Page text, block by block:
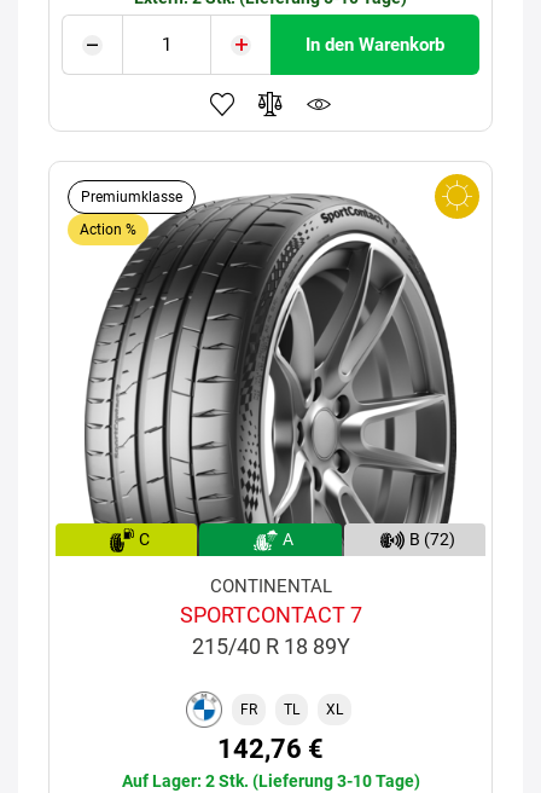
In den Warenkorb
Premiumklasse
Action %
C A B (72)
CONTINENTAL
SPORTCONTACT 7
215/40 R 18 89Y
FR TL XL
142,76 €
Auf Lager: 2 Stk. (Lieferung 3-10 Tage)